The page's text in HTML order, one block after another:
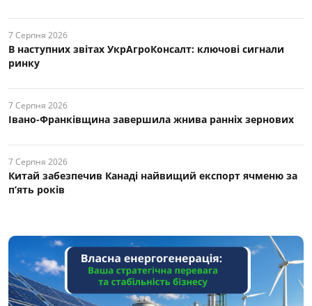
7 Серпня 2026
В наступних звітах УкрАгроКонсалт: ключові cигнали
ринку
7 Серпня 2026
Івано-Франківщина завершила жнива ранніх зернових
7 Серпня 2026
Китай забезпечив Канаді найвищий експорт ячменю за
п’ять років